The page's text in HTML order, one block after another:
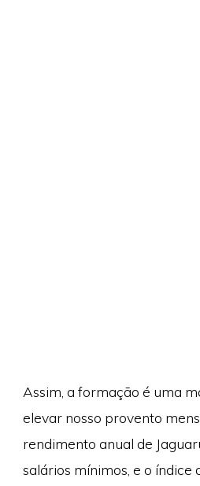
Assim, a formação é uma
elevar nosso provento
rendimento anual de
salários mínimos, e o índice